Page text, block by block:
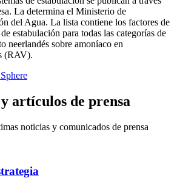
La determina el Ministerio de
del Agua. La lista contiene los factores de
estabulación para todas las categorías de
neerlandés sobre amoníaco en
(RAV).
artículos de prensa
noticias y comunicados de prensa